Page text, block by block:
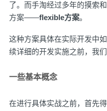
了。而手淘经过多年的摸索
方案——flexible方案。
这种方案具体在实际开发中
续详细的开发实施之前，我
一些基本概念
在进行具体实战之前，首先